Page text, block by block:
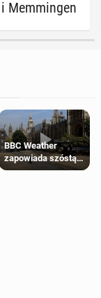
Mem­min­gen
BBC Weather
zapowiada szóstą
falę upałów w